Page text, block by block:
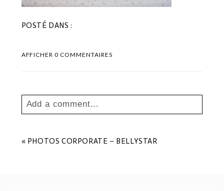
POSTÉ DANS :
AFFICHER0 COMMENTAIRES
Add a comment...
Les champs marqués sont requis *
« PHOTOS CORPORATE – BELLYSTAR